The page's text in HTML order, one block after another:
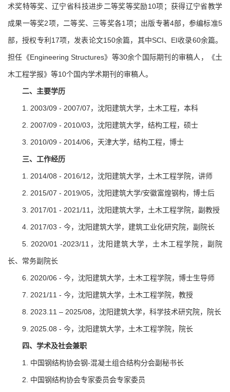
术奖特等奖、辽宁省科技进步二等奖等奖励10项；获得辽宁省教学
成果一等奖2项，二等奖、三等奖各1项；出版专著4部，参编标准5
部，授权专利17项，发表论文150余篇，其中SCI、EI收录60余篇。
担任《Engineering Structures》等30余个国际期刊的审稿人，《土
木工程学报》等10个国内学术期刊的审稿人。
二、 主要学历
1. 2003/09 - 2007/07，沈阳建筑大学，土木工程，本科
2. 2007/09 - 2010/03，沈阳建筑大学，结构工程，硕士
3. 2010/09 - 2014/06，天津大学，结构工程，博士
三、 工作经历
1. 2014/08 - 2016/12，沈阳建筑大学，土木工程学院，讲师
2. 2015/07 - 2019/05，沈阳建筑大学/安徽富煌钢构，博士后
3. 2017/01 - 2021/11，沈阳建筑大学，土木工程学院，副教授
4. 2017/03 - 今，沈阳建筑大学，建筑工业化研究院，副院长
5. 2020/01 -2023/11，沈阳建筑大学，土木工程学院，副院
长、常务副院长
6. 2020/06 - 今，沈阳建筑大学，土木工程学院，博士生导师
7. 2021/11 - 今，沈阳建筑大学，土木工程学院，教授
8. 2023.11 – 2025/08，沈阳建筑大学，科学技术研究院，院长
9. 2025.08 - 今，沈阳建筑大学，土木工程学院，院长
四、学术及社会兼职
1. 中国钢结构协会钢-混凝土组合结构分会副秘书长
2. 中国钢结构协会专家委员会专家委员